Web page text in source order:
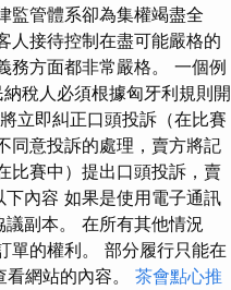
監管體系卻為集權竭盡全
人接待控制在盡可能嚴格的
務方面都非常嚴格。 一個例
稅人必須根據匈牙利規則開
立即糾正口頭投訴（在比賽
同意投訴的處理，賣方將記
比賽中）提出口頭投訴，賣
內容 如果是使用電子通訊
副本。 在所有其他情況
單的權利。 部分履行只能在
網站的內容。 茶會點心推